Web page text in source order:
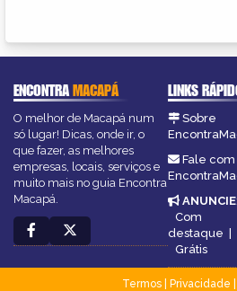
ENCONTRAMACAPÁ
O melhor de Macapá num
só lugar! Dicas, onde ir, o
que fazer, as melhores
empresas, locais, serviços e
muito mais no guia Encontra
Macapá.
LINKS
Sobre
Fale com
ANUNCIE:
Com
destaque |
Grátis
Termos| Privacidade